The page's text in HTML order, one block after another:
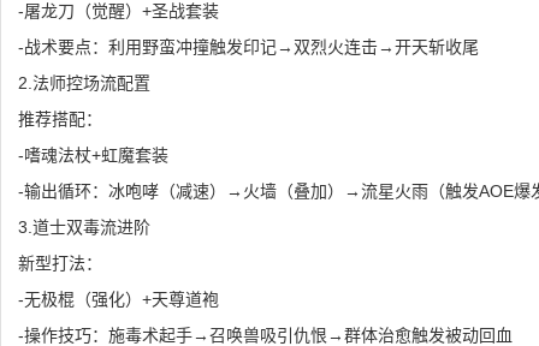
-屠龙刀（觉醒）+圣战套装
-战术要点：利用野蛮冲撞触发印记→双烈火连击→开天斩收尾
2.法师控场流配置
推荐搭配：
-嗜魂法杖+虹魔套装
-输出循环：冰咆哮（减速）→火墙（叠加）→流星火雨（触发AOE爆
3.道士双毒流进阶
新型打法：
-无极棍（强化）+天尊道袍
-操作技巧：施毒术起手→召唤兽吸引仇恨→群体治愈触发被动回血